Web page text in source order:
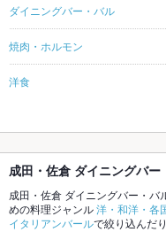
ダイニングバー・バル
焼肉・ホルモン
洋食
成田・佐倉 ダイニングバー
成田・佐倉 ダイニングバー・
めの料理ジャンル洋・和洋・各
イタリアンバールで絞り込んだ